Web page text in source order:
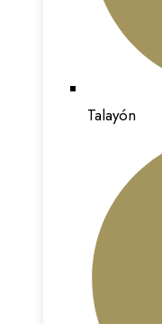
Talayón